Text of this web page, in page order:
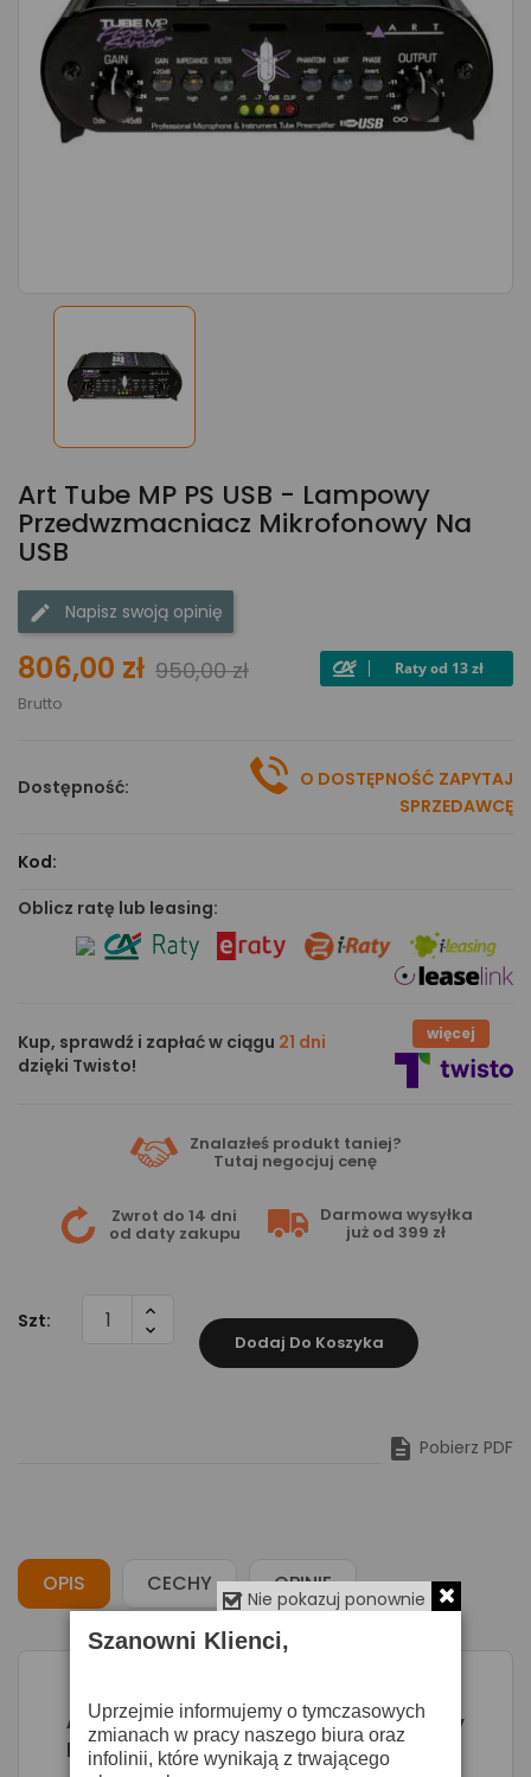
Art Tube MP PS USB - Lampowy
Przedwzmacniacz Mikrofonowy Na
USB
Napisz swoją opinię
806,00 zł 950,00 zł
Brutto
Dostępność:
O DOSTĘPNOŚĆ ZAPYTAJ
SPRZEDAWCĘ
Kod:
Oblicz ratę lub leasing:
Kup, sprawdź i zapłać w ciągu 21 dni
dzięki Twisto!
więcej
Znalazłeś produkt taniej?
Tutaj negocjuj cenę
Zwrot do 14 dni
od daty zakupu
Darmowa wysyłka
już od 399 zł
Szt:
Dodaj Do Koszyka
 Pobierz PDF
OPIS CECHY OPINIE
Art Tube MP PS USB - lampowy
przedwzmacniacz mikrofonowy na USB
Nie pokazuj ponownie
Szanowni Klienci,
Uprzejmie informujemy o tymczasowych
zmianach w pracy naszego biura oraz
infolinii, które wynikają z trwającego